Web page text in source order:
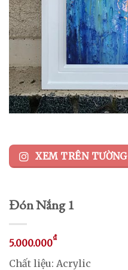
XEM TRÊN TƯỜNG
Đón Nắng 1
5.000.000₫
Chất liệu: Acrylic